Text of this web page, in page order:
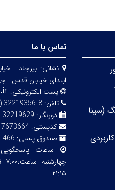
(سینا
تماس با ما
نشانی: بیرجند -
ابتدای خیابان قدس -
پست الکترونیکی:
تلفن:8-32219356 (056)
دورنگار: 32219629
کدپستی:
صندوق پستی: 466
ساعات
۲۱:۱۵